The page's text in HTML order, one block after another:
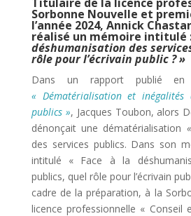
Sorbonne Nouvelle et
l’année 2024, Annick
réalisé un mémoire intitulé
déshumanisation des
rôle pour l’écrivain public ? »
Dans un rapport publié
« Dématérialisation et inégalités
publics », Jacques Toubon, alors
dénonçait une dématérialisation
des services publics. Dans son
intitulé « Face à la
publics, quel rôle pour l’écrivain
cadre de la préparation, à la
licence professionnelle « Conseil